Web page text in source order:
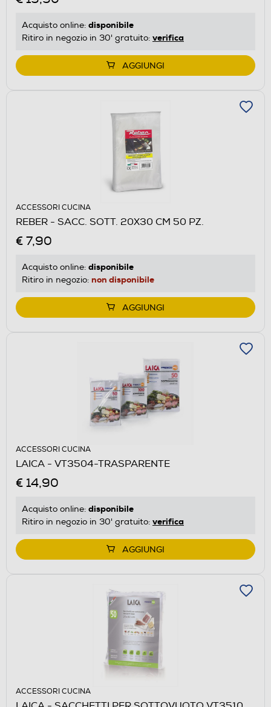
Acquisto online: disponibile
Ritiro in negozio in 30' gratuito: verifica
AGGIUNGI
ACCESSORI CUCINA
REBER - SACC. SOTT. 20X30 CM 50 PZ.
€ 7,90
Acquisto online: disponibile
Ritiro in negozio: non disponibile
AGGIUNGI
ACCESSORI CUCINA
LAICA - VT3504-TRASPARENTE
€ 14,90
Acquisto online: disponibile
Ritiro in negozio in 30' gratuito: verifica
AGGIUNGI
ACCESSORI CUCINA